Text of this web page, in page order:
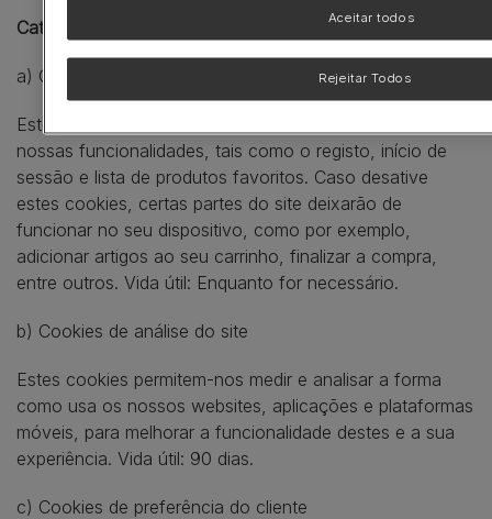
Categorias de cookies / Vida útil
a) Cookies para funcionalidade do site
Estes cookies permitem-lhe navegar pelo site e usar as
nossas funcionalidades, tais como o registo, início de
sessão e lista de produtos favoritos. Caso desative
estes cookies, certas partes do site deixarão de
funcionar no seu dispositivo, como por exemplo,
adicionar artigos ao seu carrinho, finalizar a compra,
entre outros. Vida útil: Enquanto for necessário.
b) Cookies de análise do site
Estes cookies permitem-nos medir e analisar a forma
como usa os nossos websites, aplicações e plataformas
móveis, para melhorar a funcionalidade destes e a sua
experiência. Vida útil: 90 dias.
c) Cookies de preferência do cliente
Rejeitar Todos
Aceitar todos